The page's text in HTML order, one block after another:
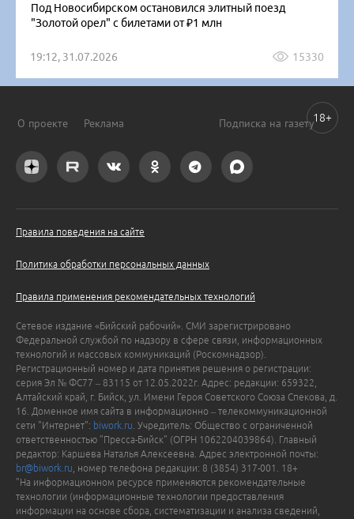
Под Новосибирском остановился элитный поезд
"Золотой орел" с билетами от ₽1 млн
19:12, 31.07.2026 15330
О проекте Реклама Подписка на газету
Правила поведения на сайте
Политика обработки персональных данных
Правила применения рекомендательных технологий
Сетевое издание «Бийский рабочий». СМИ зарегистрировано
Федеральной службой по надзору в сфере связи, информационных
технологий и массовых коммуникаций (Роскомнадзор).
Регистрационный номер и дата принятия решения о регистрации:
серия Эл № ФС77 – 83115 от 12.05.2022г. Адрес: редакции: 659322,
Алтайский край, г. Бийск, ул. Имени Героя Советского Союза Спекова, д.
16. Доменное имя сайта в информационно – телекоммуникационной
сети "Интернет": biwork.ru . Учредитель: Общество с ограниченной
ответственностью "Пресса-Бийск" (ОГРН 1062204039864). Главный
редактор: Каршева Наталья Алексеевна. Адрес электронной почты:
br@biwork.ru , номер телефона редакции: 8 (3854) 317-001. 18+
"На информационном ресурсе применяются рекомендательные
технологии (информационные технологии предоставления
информации на основе сбора, систематизации и анализа сведений,
18+